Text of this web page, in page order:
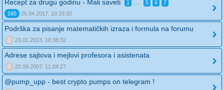
Recept za drugu godinu - Mali saveti
1 5 6
7
165
25.04.2017. 10:33:32
Podrška za pisanje matematičkih izraza i formula na forumu
0 23.01.2013. 16:38:32
Adrese sajtova i mejlovi profesora i asistenata
0 22.09.2007. 11:04:27
@pump_upp - best crypto pumps on telegram !